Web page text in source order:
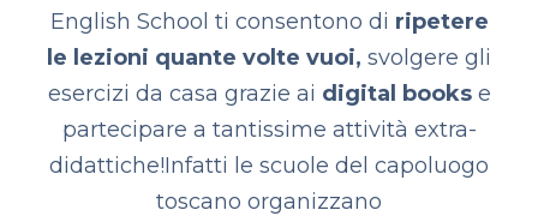
English School ti consentono di ripetere
le lezioni quante volte vuoi, svolgere gli
esercizi da casa grazie ai digital bookse
partecipare a tantissime attività extra-
didattiche!Infatti le scuole del capoluogo
toscano organizzano